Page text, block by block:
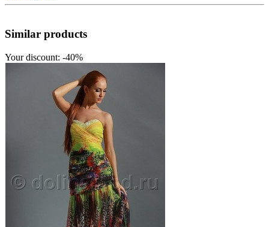
Similar products
Your discount: -40%